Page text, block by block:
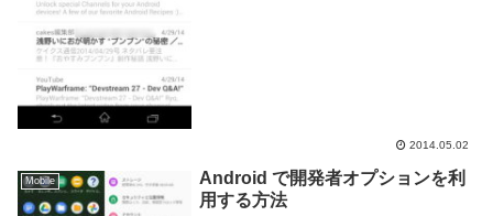
2014.05.02
Mobile
Android で開発者オプションを利
用する方法